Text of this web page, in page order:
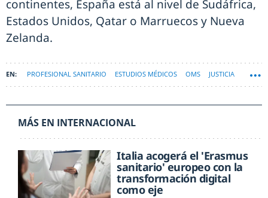
continentes, España está al nivel de Sudáfrica,
Estados Unidos, Qatar o Marruecos y Nueva
Zelanda.
PROFESIONAL SANITARIO ESTUDIOS MÉDICOS OMS JUSTICIA
MÁS EN INTERNACIONAL
Italia acogerá el 'Erasmus
sanitario' europeo con la
transformación digital
como eje